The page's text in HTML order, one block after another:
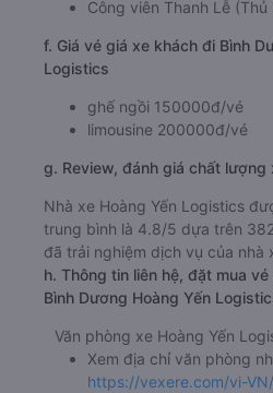
Công viên Thanh Lễ (Thủ
f. Giá vé giá xe khách đi Bình
Logistics
ghế ngồi 150000đ/vé
limousine 200000đ/vé
g. Review, đánh giá chất lượng
Nhà xe Hoàng Yến Logistics
trung bình là 4.8/5 dựa trên
đã trải nghiệm dịch vụ của nhà
h. Thông tin liên hệ, đặt mua
Bình Dương Hoàng Yến
Văn phòng xe Hoàng Yến
Xem địa chỉ văn phòng
https://vexere.com/vi-